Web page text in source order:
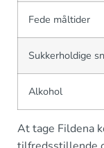
Fede måltider
Sukkerholdige
Alkohol
At tage Fildena